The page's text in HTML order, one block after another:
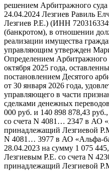
решением Арбитражного суда
24.04.2024 Лезгиев Равиль
Лезгиев Р.Е.) (ИНН
(банкротом), в отношении
реализации имущества
управляющим утвержден
Определением Арбитражного
октября 2025 года,
постановлением Десятого
от 30 января 2026 года,
управляющего в части
сделками денежных
000 руб. и 140 898 878,43
со счета N 4081… 2347 в АО
принадлежащий Лезгиевой
N 4081… 3977 в АО «Альфа-
28.04.2023 на сумму 1 075
Лезгиевым Р.Е. со счета N
принадлежащий Лезгиевой